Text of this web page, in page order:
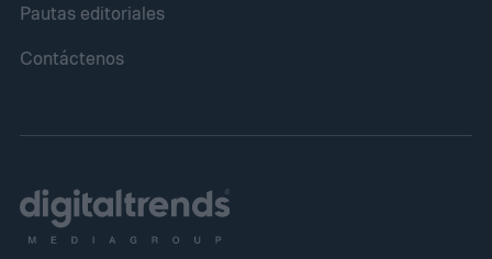
Pautas editoriales
Contáctenos